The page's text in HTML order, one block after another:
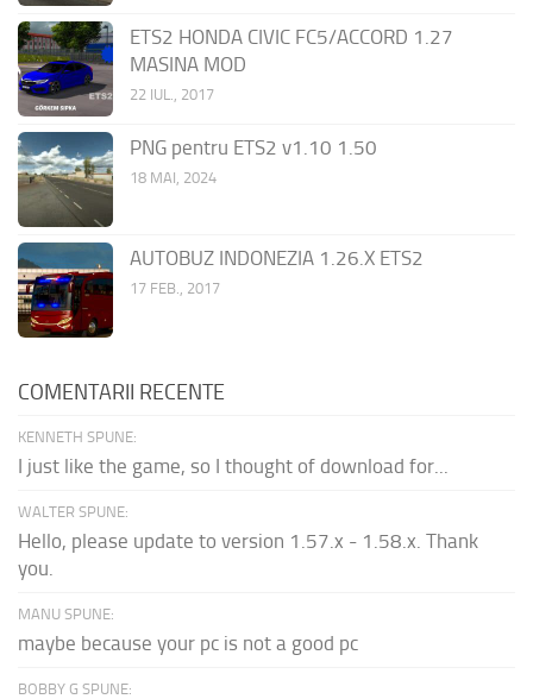
ETS2 HONDA CIVIC FC5/ACCORD 1.27
MASINA MOD
22 IUL., 2017
PNG pentru ETS2 v1.10 1.50
18 MAI, 2024
AUTOBUZ INDONEZIA 1.26.X ETS2
17 FEB., 2017
COMENTARII RECENTE
KENNETH SPUNE:
I just like the game, so I thought of download for...
WALTER SPUNE:
Hello, please update to version 1.57.x - 1.58.x. Thank
you.
MANU SPUNE:
maybe because your pc is not a good pc
BOBBY G SPUNE: